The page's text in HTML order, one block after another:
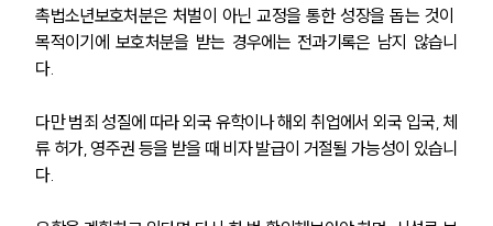
촉법소년보호처분은 처벌이 아닌 교정을 통한 성장을 돕는 것이
목적이기에 보호처분을 받는 경우에는 전과기록은 남지 않습니
다.
다만 범죄 성질에 따라 외국 유학이나 해외 취업에서 외국 입국, 체
류 허가, 영주권 등을 받을 때 비자 발급이 거절될 가능성이 있습니
다.